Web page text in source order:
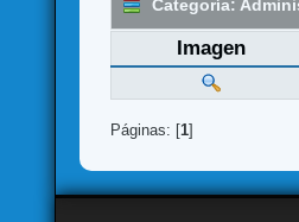
Categoría:
Imagen
Páginas: [1]